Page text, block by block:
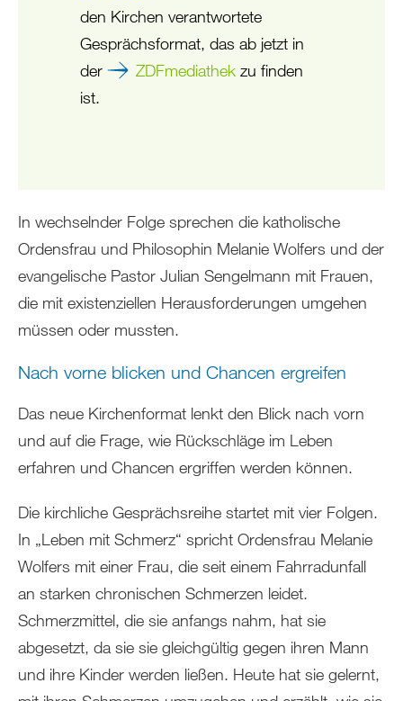
den Kirchen verantwortete
Gesprächsformat, das ab jetzt in
der
ZDFmediathekzu finden
ist.
In wechselnder Folge sprechen die katholische
Ordensfrau und Philosophin Melanie Wolfers und der
evangelische Pastor Julian Sengelmann mit Frauen,
die mit existenziellen Herausforderungen umgehen
müssen oder mussten.
Nach vorne blicken und Chancen ergreifen
Das neue Kirchenformat lenkt den Blick nach vorn
und auf die Frage, wie Rückschläge im Leben
erfahren und Chancen ergriffen werden können.
Die kirchliche Gesprächsreihe startet mit vier Folgen.
In „Leben mit Schmerz“ spricht Ordensfrau Melanie
Wolfers mit einer Frau, die seit einem Fahrradunfall
an starken chronischen Schmerzen leidet.
Schmerzmittel, die sie anfangs nahm, hat sie
abgesetzt, da sie sie gleichgültig gegen ihren Mann
und ihre Kinder werden ließen. Heute hat sie gelernt,